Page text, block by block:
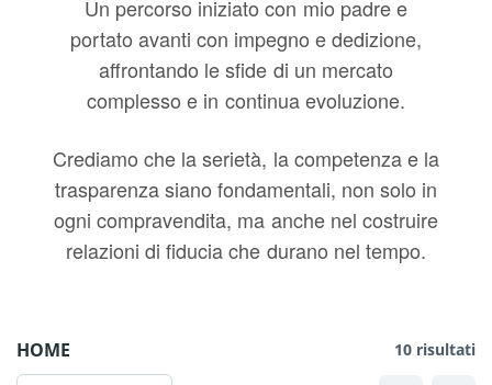
Un percorso iniziato con mio padre e
portato avanti con impegno e dedizione,
affrontando le sfide di un mercato
complesso e in continua evoluzione.
Crediamo che la serietà, la competenza e la
trasparenza siano fondamentali, non solo in
ogni compravendita, ma anche nel costruire
relazioni di fiducia che durano nel tempo.
HOME 10 risultati